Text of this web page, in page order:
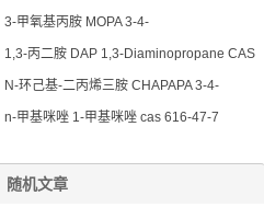
diamine CAS No10563-29-8
(Diethylamino)propylamine CAS No 104-
3-甲氧基丙胺 MOPA 3-4-
Methoxypropylamine CAS No 5332-73-0
1,3-丙二胺 DAP 1,3-Diaminopropane CAS
No 109-76-2
N-环己基-二丙烯三胺 CHAPAPA 3-4-
Methoxypropylamine CAS No:5332-73-0
n-甲基咪唑 1-甲基咪唑 cas 616-47-7
随机文章